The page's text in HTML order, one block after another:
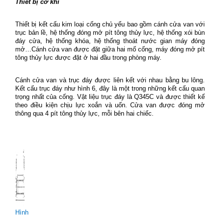
Thiết bị cơ khí
Thiết bị kết cấu kim loại cống chủ yếu bao gồm cánh cửa van với
trục bản lề, hệ thống đóng mở pít tông thủy lực, hệ thống xói bùn
đáy cửa, hệ thống khóa, hệ thống thoát nước gian máy đóng
mở…Cánh cửa van được đặt giữa hai mố cống, máy đóng mở pít
tông thủy lực được đặt ở hai đầu trong phòng máy.
Cánh cửa van và trục đáy được liên kết với nhau bằng bu lông.
Kết cấu trục đáy như hình 6, đây là một trong những kết cấu quan
trọng nhất của cống. Vật liệu trục đáy là Q345C và được thiết kế
theo điều kiện chịu lực xoắn và uốn. Cửa vanđược đóng mở
thông qua4 pít tông thủy lực, mỗi bên hai chiếc.
Hình